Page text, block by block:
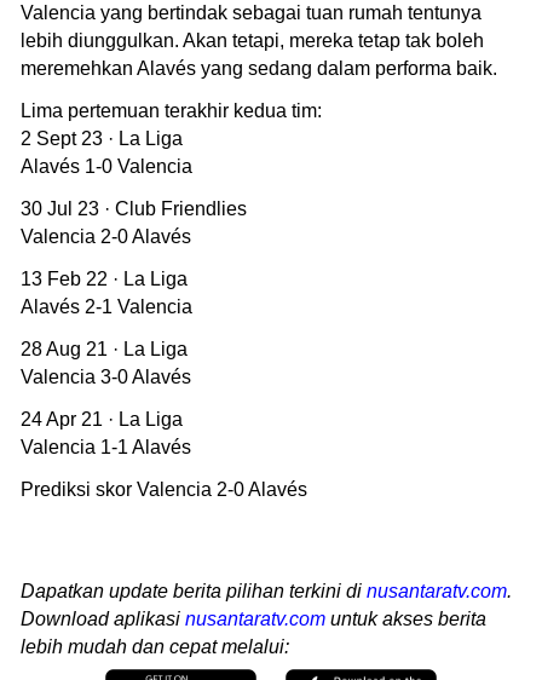
Valencia yang bertindak sebagai tuan rumah tentunya
lebih diunggulkan. Akan tetapi, mereka tetap tak boleh
meremehkan Alavés yang sedang dalam performa baik.
Lima pertemuan terakhir kedua tim:
2 Sept 23 · La Liga
Alavés 1-0 Valencia
30 Jul 23 · Club Friendlies
Valencia 2-0 Alavés
13 Feb 22 · La Liga
Alavés 2-1 Valencia
28 Aug 21 · La Liga
Valencia 3-0 Alavés
24 Apr 21 · La Liga
Valencia 1-1 Alavés
Prediksi skor Valencia 2-0 Alavés
Dapatkan update berita pilihan terkini di nusantaratv.com.
Download aplikasi nusantaratv.com untuk akses berita
lebih mudah dan cepat melalui: